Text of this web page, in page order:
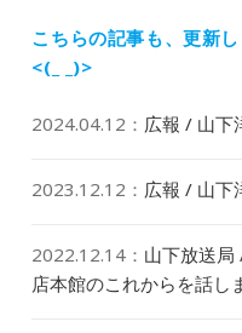
こちらの記事も、更新
<(_ _)>
2024.04.12 ： 広報 / 山下
2023.12.12 ： 広報 / 山下
2022.12.14 ： 山下放送局
店本館のこれからを話し